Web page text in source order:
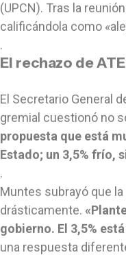
(UPCN). Tras la
calificándola como
.
El rechazo de
El Secretario General
gremial cuestionó no
propuesta que está
Estado; un 3,5% frío,
.
Muntes subrayó que
drásticamente.
gobierno. El 3,5%
una respuesta